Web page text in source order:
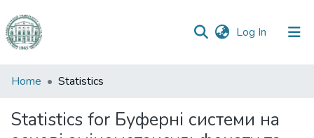
Log In (current)
Communities
Collections
Home Statistics
Statistics for Буферні системи на